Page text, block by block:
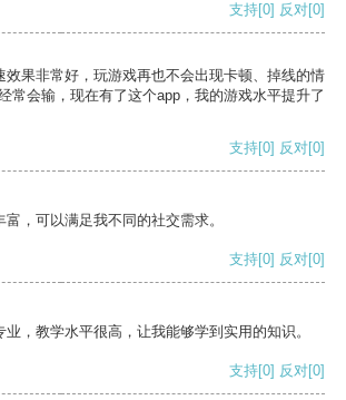
支持[0] 反对[0]
效果非常好，玩游戏再也不会出现卡顿、掉线的情
常会输，现在有了这个app，我的游戏水平提升了
支持[0] 反对[0]
，可以满足我不同的社交需求。
支持[0] 反对[0]
，教学水平很高，让我能够学到实用的知识。
支持[0] 反对[0]